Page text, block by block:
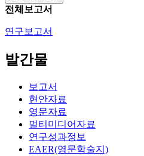
전체보고서
연구보고서
발간물
보고서
현안자료
영문자료
멀티미디어자료
연구성과정보
EAER(영문학술지)